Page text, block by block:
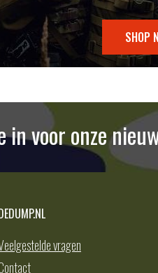
SHOP
in voor onze
vragen